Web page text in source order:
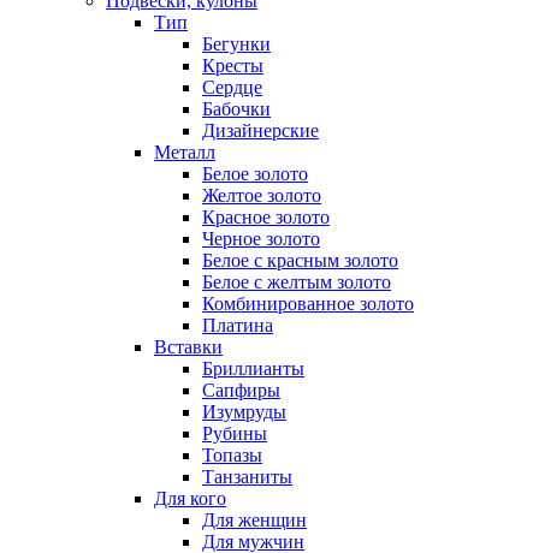
Тип
Бегунки
Кресты
Сердце
Бабочки
Дизайнерские
Металл
Белое золото
Желтое золото
Красное золото
Черное золото
Белое с красным золото
Белое с желтым золото
Комбинированное золото
Платина
Вставки
Бриллианты
Сапфиры
Изумруды
Рубины
Топазы
Танзаниты
Для кого
Для женщин
Для мужчин